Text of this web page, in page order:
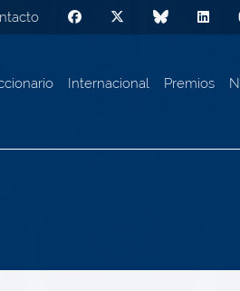
Internacional Premios